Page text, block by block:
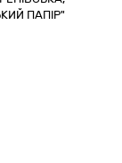
ПАПІР"